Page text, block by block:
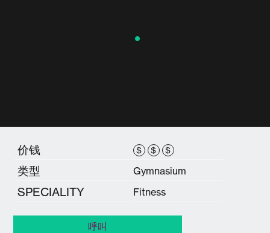
价钱 $ $ $
类型 Gymnasium
SPECIALITY Fitness
呼叫